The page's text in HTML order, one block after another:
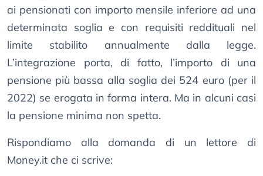
ai pensionati con importo mensile inferiore ad una
determinata soglia e con requisiti reddituali nel
limite stabilito annualmente dalla legge.
L’integrazione porta, di fatto, l’importo di una
pensione più bassa alla soglia dei 524 euro (per il
2022) se erogata in forma intera. Ma in alcuni casi
la pensione minima non spetta.
Rispondiamo alla domanda di un lettore di
Money.it che ci scrive: